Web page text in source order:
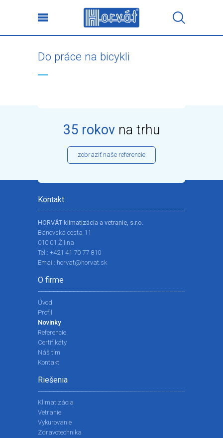
Do práce na bicykli
35 rokovna trhu
zobraziť naše referencie
Kontakt
HORVÁT klimatizácia a vetranie, s.r.o.
Bánovská cesta 11
010 01 Žilina
Tel.: +421 41 70 77 810
Email: horvat@horvat.sk
O firme
Úvod
Profil
Novinky
Referencie
Certifikáty
Náš tím
Kontakt
Riešenia
Klimatizácia
Vetranie
Vykurovanie
Zdravotechnika